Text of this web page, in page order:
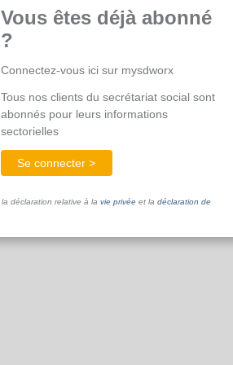
Vous êtes déjà abonné
?
Connectez-vous ici sur mysdworx
Tous nos clients du secrétariat social sont
abonnés pour leurs informations
sectorielles
Se connecter >
, la déclaration relative à la vie privéeet la déclaration de